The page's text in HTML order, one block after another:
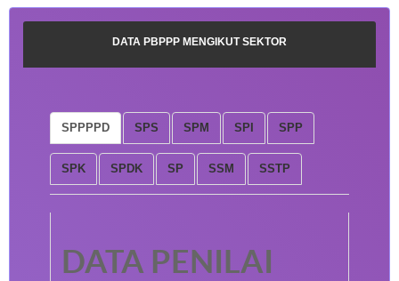
DATA PBPPP MENGIKUT SEKTOR
SPPPPD SPS SPM SPI SPP
SPK SPDK SP SSM SSTP
DATA PENILAI